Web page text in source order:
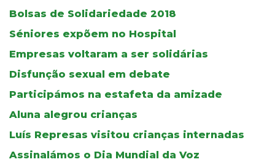
Bolsas de Solidariedade 2018
Séniores expõem no Hospital
Empresas voltaram a ser solidárias
Disfunção sexual em debate
Participámos na estafeta da amizade
Aluna alegrou crianças
Luís Represas visitou crianças internadas
Assinalámos o Dia Mundial da Voz